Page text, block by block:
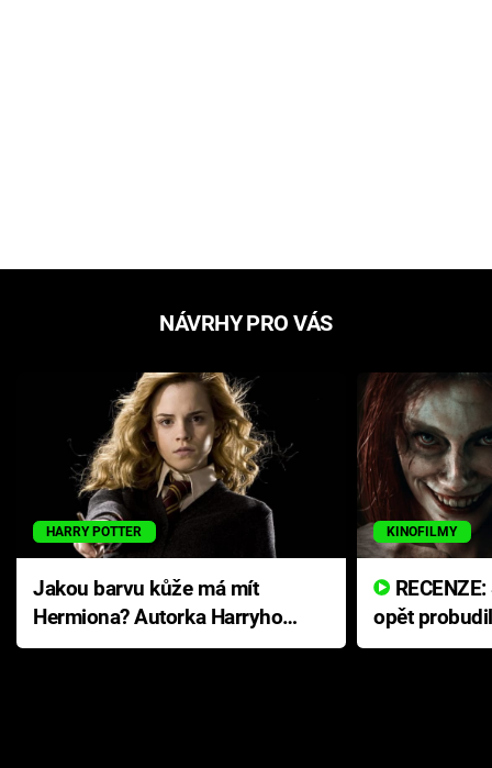
NÁVRHY PRO VÁS
HARRY POTTER
Jakou barvu kůže má mít
Hermiona? Autorka Harryho
Pottera přišla s ráznou
KINOFILMY
opět
přichází s